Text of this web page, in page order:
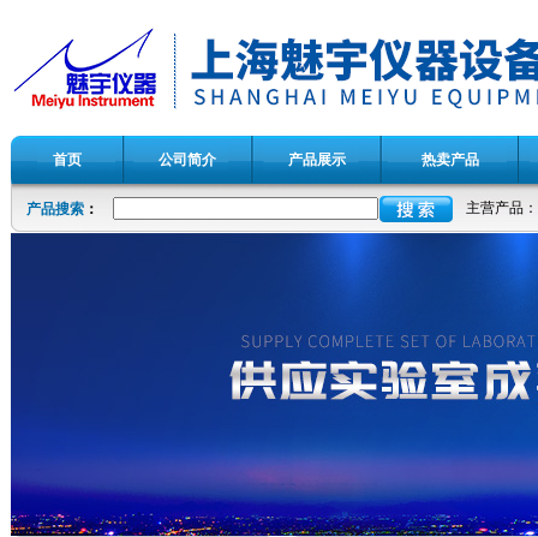
首页 公司简介 产品展示 热卖产品
产品搜索： 主营产品：